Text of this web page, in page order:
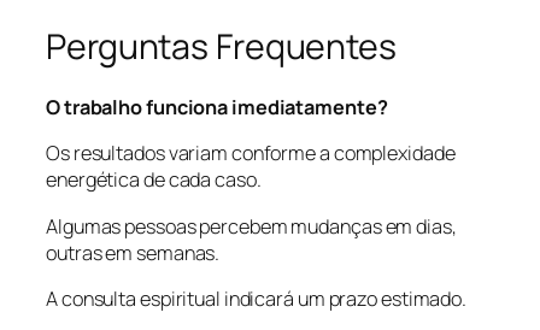
Perguntas Frequentes
O trabalho funciona imediatamente?
Os resultados variam conforme a complexidade
energética de cada caso.
Algumas pessoas percebem mudanças em dias,
outras em semanas.
A consulta espiritual indicará um prazo estimado.